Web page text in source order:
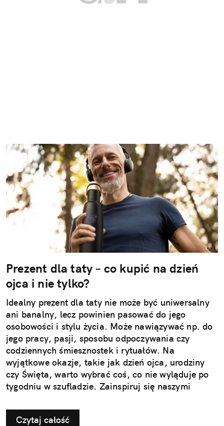
Prezent dla taty – co kupić na dzień
ojca i nie tylko?
Idealny prezent dla taty nie może być uniwersalny
ani banalny, lecz powinien pasować do jego
osobowości i stylu życia. Może nawiązywać np. do
jego pracy, pasji, sposobu odpoczywania czy
codziennych śmiesznostek i rytuałów. Na
wyjątkowe okazje, takie jak dzień ojca, urodziny
czy Święta, warto wybrać coś, co nie wyląduje po
tygodniu w szufladzie. Zainspiruj się naszymi
taty.
Czytaj całość